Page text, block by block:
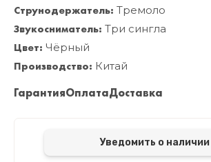
Струнодержатель: Тремоло
Звукосниматель: Три сингла
Цвет: Чёрный
Производство: Китай
ГарантияОплатаДоставка
Уведомить о наличии